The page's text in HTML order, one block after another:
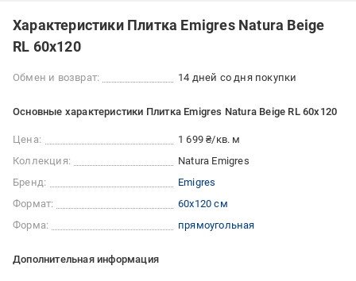
Характеристики Плитка Emigres Natura Beige
RL 60x120
Обмен и возврат: 14 дней со дня покупки
Основные характеристики Плитка Emigres Natura Beige RL 60x120
Цена:
1 699 ₴/кв. м
Коллекция:
Natura Emigres
Бренд:
Emigres
Формат:
60x120 см
Форма:
прямоугольная
Дополнительная информация